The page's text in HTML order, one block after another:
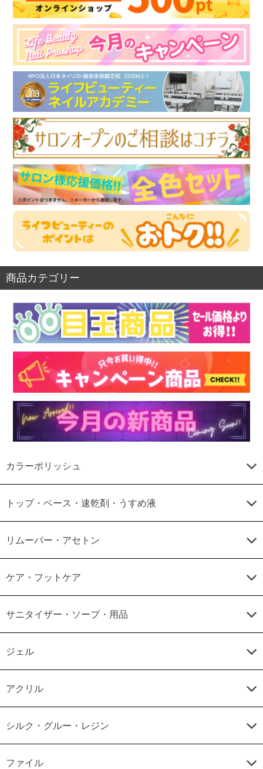
商品カテゴリー
カラーポリッシュ
トップ・ベース・速乾剤・うすめ液
リムーバー・アセトン
ケア・フットケア
サニタイザー・ソープ・用品
ジェル
アクリル
シルク・グルー・レジン
ファイル